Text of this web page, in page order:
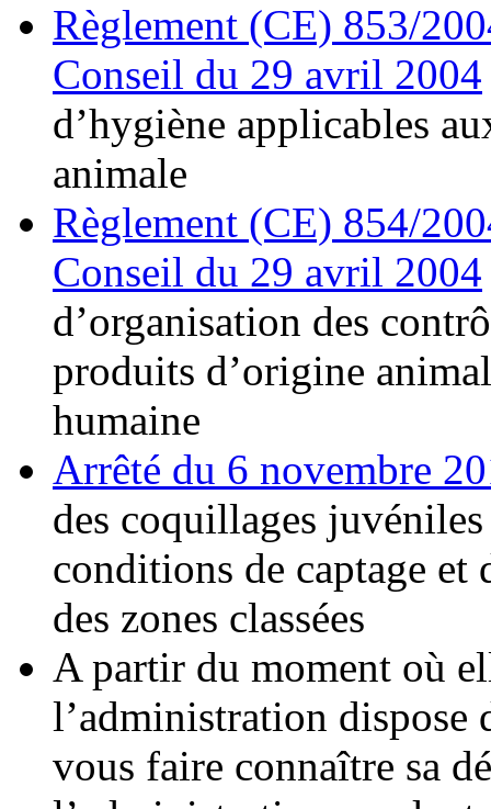
Règlement (CE) 853/
Conseil du 29 avril 2004
d’hygiène applicables
animale
Règlement (CE) 854/
Conseil du 29 avril 2004
d’organisation des
produits d’origine
humaine
Arrêté du 6 novembre
des coquillages
conditions de captage et
des zones classées
A partir du moment où
l’administration dispose
vous faire connaître sa